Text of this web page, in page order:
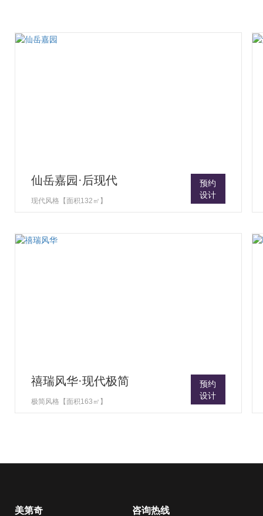
仙岳嘉园·后现代
现代风格【面积132㎡】
预约
设计
禧瑞风华·现代极简
极简风格【面积163㎡】
预约
设计
美第奇 咨询热线